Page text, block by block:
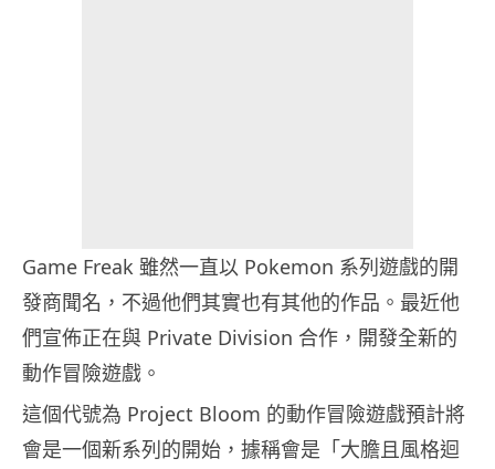
Game Freak 雖然一直以 Pokemon 系列遊戲的開
發商聞名，不過他們其實也有其他的作品。最近他
們宣佈正在與 Private Division 合作，開發全新的
動作冒險遊戲。
這個代號為 Project Bloom 的動作冒險遊戲預計將
會是一個新系列的開始，據稱會是「大膽且風格迴